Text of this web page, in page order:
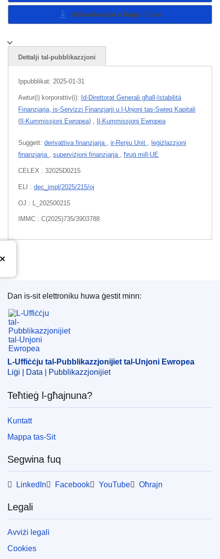
Iddawnlowdjar u lingwi Close
Dettalji tal-pubblikazzjoni
Ippubblikat: 2025-01-31
Awtur(i) korporattiv(i): Id-Direttorat Ġenerali għall-Istabilità
Finanzjarja, is-Servizzi Finanzjarji u l-Unjoni tas-Swieq Kapitali
( Il-Kummissjoni Ewropea) Il-Kummissjoni Ewropea
Suġġett: derivattiva finanzjarja ir-Renju Unit
leġiżlazzjoni
finanzjarja
superviżjoni finanzjarja ħruġ mill-UE
CELEX : 32025D0215
ELI : dec_impl/2025/215/oj
OJ : L_202500215
IMMC : C(2025)735/3903788
L-Uffiċċju tal-Pubblikazzjonijiet tal-Unjoni
Dan is-sit elettroniku huwa ġestit minn:
L-Uffiċċju tal-Pubblikazzjonijiet tal-Unjoni Ewropea
Liġi | Data | Pubblikazzjonijiet
Teħtieġ l-għajnuna?
Kuntatt
Mappa tas-Sit
Segwina fuq
LinkedIn Facebook YouTube Oħrajn
Legali
Avviżi legali
Cookies